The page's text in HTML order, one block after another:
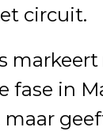
circuit.
markeert
fase in
maar